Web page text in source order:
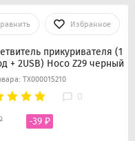
Избранное
прикуривателя (1
+ 2USB) Hoco Z29 черный
ТХ000015210
0
-39 ₽